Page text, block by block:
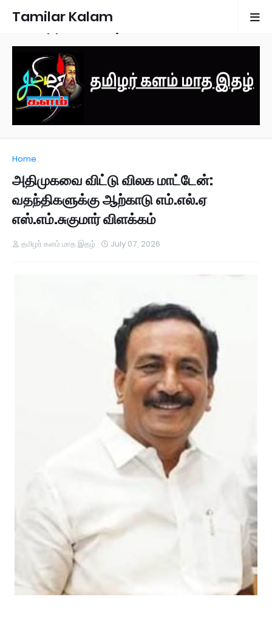
Tamilar Kalam
Monthly Magazine
Home
அதிமுகவை விட்டு விலக மாட்டேன்:
வதந்திகளுக்கு ஆற்காடு எம்.எல்.ஏ
எஸ்.எம்.சுகுமார் விளக்கம்
தமிழர் களம் மாத இதழ் July 07, 2026